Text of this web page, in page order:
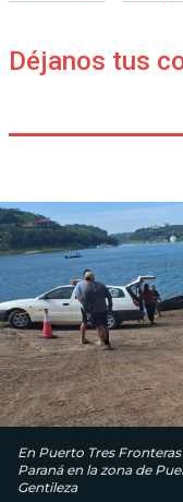
Déjanos tus
En Puerto Tres
Paraná en la zona de
Gentileza